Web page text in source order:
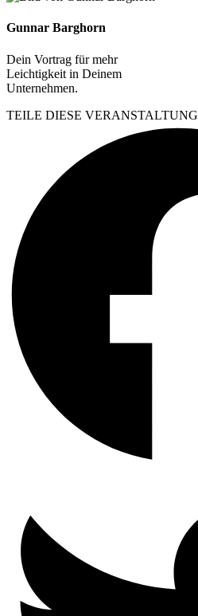
Gunnar Barghorn
Dein Vortrag für mehr
Leichtigkeit in Deinem
Unternehmen.
TEILE DIESE VERANSTALTUNG